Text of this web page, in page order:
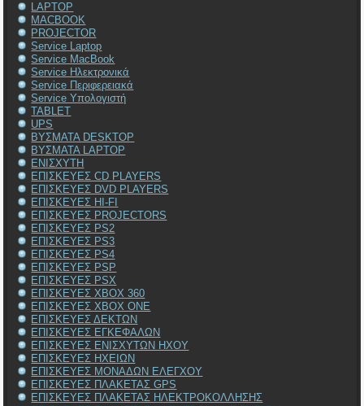
LAPTOP
MACBOOK
PROJECTOR
Service Laptop
Service MacBook
Service Ηλεκτρονικά
Service Περιφερειακά
Service Υπολογιστή
TABLET
UPS
ΒΥΣΜΑΤΑ DESKTOP
ΒΥΣΜΑΤΑ LAPTOP
ΕΝΙΣΧΥΤΗ
ΕΠΙΣΚΕΥΕΣ CD PLAYERS
ΕΠΙΣΚΕΥΕΣ DVD PLAYERS
ΕΠΙΣΚΕΥΕΣ HI-FI
ΕΠΙΣΚΕΥΕΣ PROJECTORS
ΕΠΙΣΚΕΥΕΣ PS2
ΕΠΙΣΚΕΥΕΣ PS3
ΕΠΙΣΚΕΥΕΣ PS4
ΕΠΙΣΚΕΥΕΣ PSP
ΕΠΙΣΚΕΥΕΣ PSX
ΕΠΙΣΚΕΥΕΣ XBOX 360
ΕΠΙΣΚΕΥΕΣ XBOX ONE
ΕΠΙΣΚΕΥΕΣ ΔΕΚΤΩΝ
ΕΠΙΣΚΕΥΕΣ ΕΓΚΕΦΑΛΩΝ
ΕΠΙΣΚΕΥΕΣ ΕΝΙΣΧΥΤΩΝ ΗΧΟΥ
ΕΠΙΣΚΕΥΕΣ ΗΧΕΙΩΝ
ΕΠΙΣΚΕΥΕΣ ΜΟΝΑΔΩΝ ΕΛΕΓΧΟΥ
ΕΠΙΣΚΕΥΕΣ ΠΛΑΚΕΤΑΣ GPS
ΕΠΙΣΚΕΥΕΣ ΠΛΑΚΕΤΑΣ ΗΛΕΚΤΡΟΚΟΛΛΗΣΗΣ